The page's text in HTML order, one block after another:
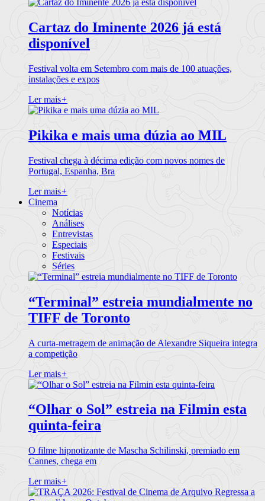
Cartaz do Iminente 2026 já está
disponível
Festival volta em Setembro com mais de 100 atuações,
instalações e expos
Ler mais+
Pikika e mais uma dúzia ao MIL
Festival chega à décima edição com novos nomes de
Portugal, Espanha, Bra
Ler mais+
Cinema
Notícias
Análises
Entrevistas
Especiais
Festivais
Séries
“Terminal” estreia mundialmente no
TIFF de Toronto
A curta-metragem de animação de Alexandre Siqueira integra
a competição
Ler mais+
“Olhar o Sol” estreia na Filmin esta
quinta-feira
O filme hipnotizante de Mascha Schilinski, premiado em
Cannes, chega em
Ler mais+